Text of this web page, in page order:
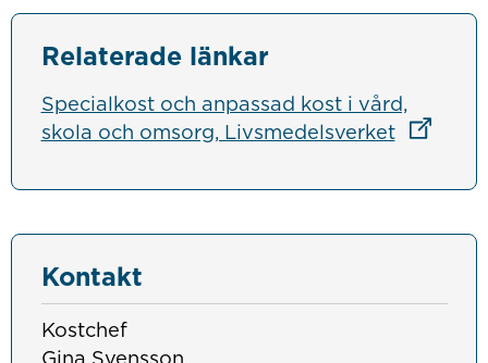
Relaterade länkar
Specialkost och anpassad kost i vård,
skola och omsorg, LivsmedelsverketLänk till
Kontakt
Kostchef
Gina Svensson